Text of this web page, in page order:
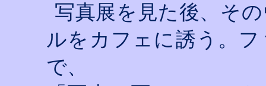
写真展を見た後、そ
ルをカフェに誘う。
で、